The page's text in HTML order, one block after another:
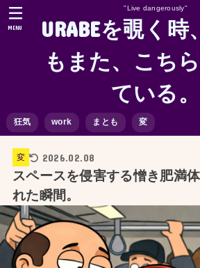
"Live dangerously"
URABEを覗く時
もまた、こち
ている。
狂気 work まとも 変
MENU
変 2026.02.08
スペースを侵害する憎き肥満
れた瞬間。